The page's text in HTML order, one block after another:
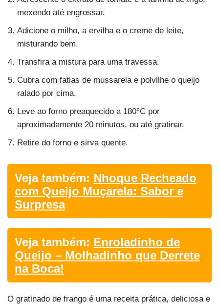
mexendo até engrossar.
Adicione o milho, a ervilha e o creme de leite,
misturando bem.
Transfira a mistura para uma travessa.
Cubra com fatias de mussarela e polvilhe o queijo
ralado por cima.
Leve ao forno preaquecido a 180°C por
aproximadamente 20 minutos, ou até gratinar.
Retire do forno e sirva quente.
Veja também: Nhoque Recheado
com Queijo Muçarela: Sabor e
Surpresa
Veja também: Enroladinho de
Queijo – Molhadinho que Derrete
na Boca!
O gratinado de frango é uma receita prática, deliciosa e